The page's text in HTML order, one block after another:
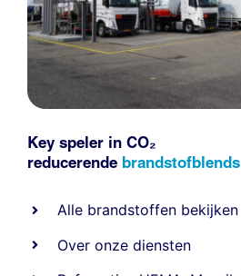
Key speler in CO₂
reducerende brandstofblends
Alle brandstoffen bekijken
Over onze diensten